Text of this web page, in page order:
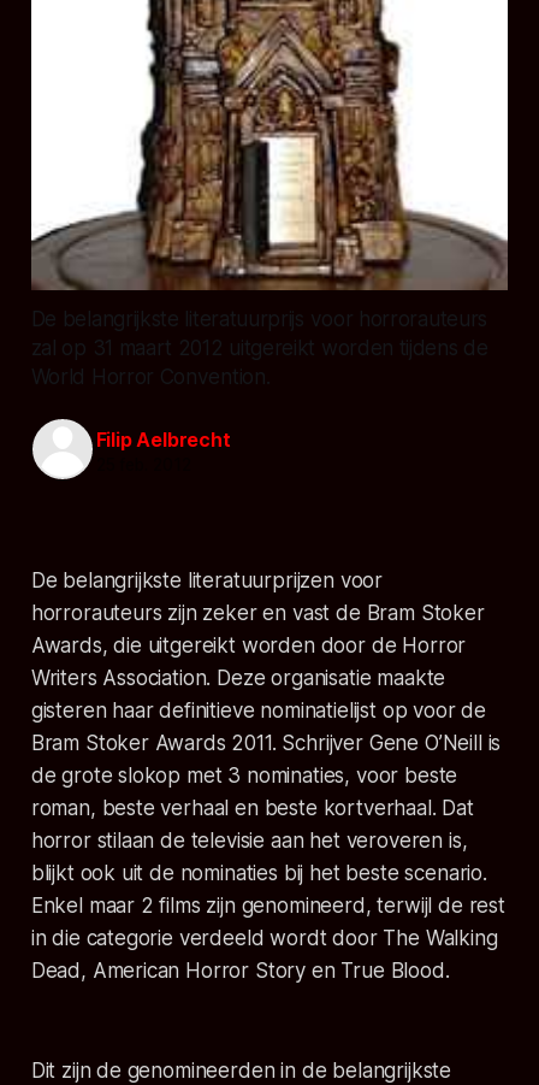
De belangrijkste literatuurprijs voor horrorauteurs
zal op 31 maart 2012 uitgereikt worden tijdens de
World Horror Convention.
Filip Aelbrecht
De belangrijkste literatuurprijzen voor
horrorauteurs zijn zeker en vast de Bram Stoker
Awards, die uitgereikt worden door de Horror
Writers Association. Deze organisatie maakte
gisteren haar definitieve nominatielijst op voor de
Bram Stoker Awards 2011. Schrijver Gene O’Neill is
de grote slokop met 3 nominaties, voor beste
roman, beste verhaal en beste kortverhaal. Dat
horror stilaan de televisie aan het veroveren is,
blijkt ook uit de nominaties bij het beste scenario.
Enkel maar 2 films zijn genomineerd, terwijl de rest
in die categorie verdeeld wordt door The Walking
Dead, American Horror Story en True Blood.
Dit zijn de genomineerden in de belangrijkste